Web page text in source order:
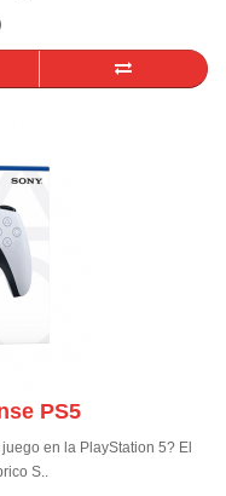
PS5
en la PlayStation 5? El
S..